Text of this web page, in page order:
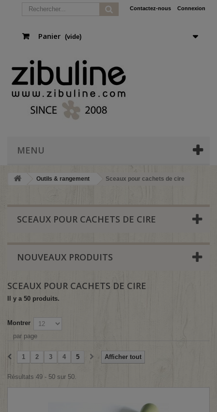
Connexion
Contactez-nous
Panier (vide)
MENU
Outils & rangement Sceaux pour cachets de cire
SCEAUX POUR CACHETS DE CIRE
NOUVEAUX PRODUITS
SCEAUX POUR CACHETS DE CIRE
Il y a 50 produits.
Montrer
par page
Afficher tout
1 2 3 4 5
Résultats 49 - 50 sur 50.